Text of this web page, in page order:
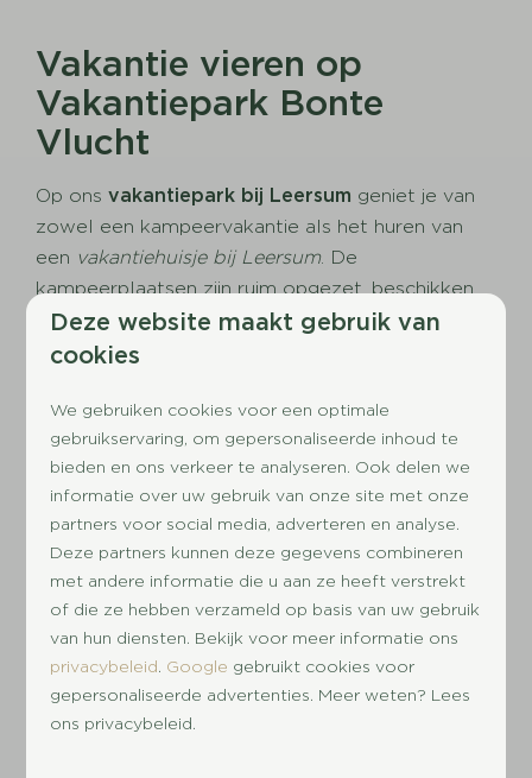
Vakantie vieren op
Vakantiepark Bonte
Vlucht
Op onsvakantiepark bij Leersum geniet je van
zowel een kampeervakantie als het huren van
een vakantiehuisje bij Leersum. De
kampeerplaatsen zijn ruim opgezet, beschikken
over 6 ampère stroom en hebben altijd een
sanitairgebouw in de buurt. Een vakantiehuis
maximaal 2 tot 6 personen. We bieden diverse
appartementen, chalets en safaritentenaan. Op
Vakantiepark Bonte Vlucht is er voor jong en oud
genoeg te beleven. Plons in hetverwarmde
buitenbad, sla een balletje op de tennisbaan, ga
een hapje eten in het restaurant en borrel
vermaken zich in de Kidsclub (tijdens de
vakantieperiodes) of in de speeltuin! Graag tot
ziens op onzecamping bij Leersum!
Deze website maakt gebruik van
cookies
We gebruiken cookies voor een optimale
gebruikservaring, om gepersonaliseerde inhoud te
bieden en ons verkeer te analyseren. Ook delen we
informatie over uw gebruik van onze site met onze
partners voor social media, adverteren en analyse.
Deze partners kunnen deze gegevens combineren
met andere informatie die u aan ze heeft verstrekt
of die ze hebben verzameld op basis van uw gebruik
van hun diensten. Bekijk voor meer informatie ons
privacybeleid Google gebruikt cookies voor
gepersonaliseerde advertenties. Meer weten? Lees
ons privacybeleid.